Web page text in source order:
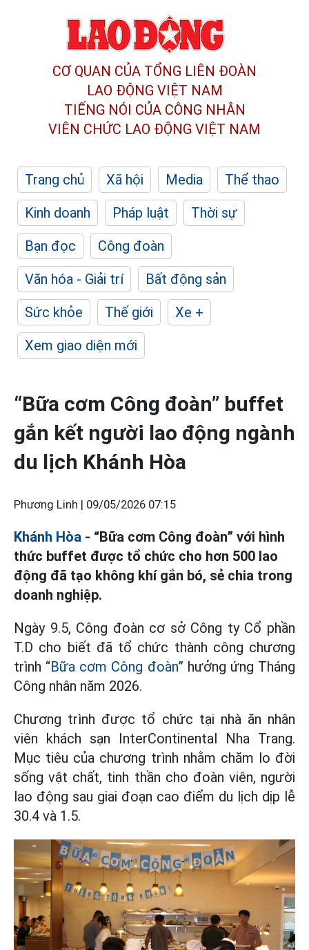
CƠ QUAN CỦA TỔNG LIÊN ĐOÀN
LAO ĐỘNG VIỆT NAM
TIẾNG NÓI CỦA CÔNG NHÂN
VIÊN CHỨC LAO ĐỘNG VIỆT NAM
Trang chủ Xã hội Media
Thể thao
Kinh doanh
Pháp luật
Thời sự
Bạn đọc
Công đoàn
Văn hóa - Giải trí
Bất động sản
Sức khỏe
Thế giới
Xe +
Xem giao diện mới
“Bữa cơm Công đoàn” buffet
gắn kết người lao động ngành
du lịch Khánh Hòa
Phương Linh | 09/05/2026 07:15
Khánh Hòa - “Bữa cơm Công đoàn” với hình
thức buffet được tổ chức cho hơn 500 lao
động đã tạo không khí gắn bó, sẻ chia trong
doanh nghiệp.
Ngày 9.5, Công đoàn cơ sở Công ty Cổ phần
T.D cho biết đã tổ chức thành công chương
trình “Bữa cơm Công đoàn” hưởng ứng Tháng
Công nhân năm 2026.
Chương trình được tổ chức tại nhà ăn nhân
viên khách sạn InterContinental Nha Trang.
Mục tiêu của chương trình nhằm chăm lo đời
sống vật chất, tinh thần cho đoàn viên, người
lao động sau giai đoạn cao điểm du lịch dịp lễ
30.4 và 1.5.